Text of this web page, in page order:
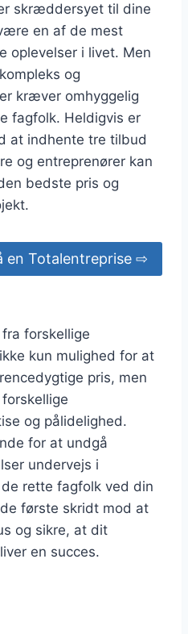
skræddersyet til dine
en af de mest
oplevelser i livet. Men
og
kræver omhyggelig
fagfolk. Heldigvis er
at indhente tre tilbud
og entreprenører kan
bedste pris og
en Totalentreprise ⇨
forskellige
kun mulighed for at
pris, men
og pålidelighed.
for at undgå
undervejs i
rette fagfolk ved din
første skridt mod at
og sikre, at dit
en succes.